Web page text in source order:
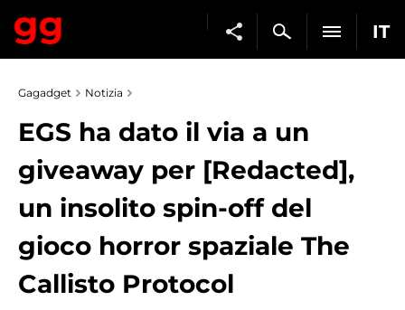
IT
Gagadget Notizia
EGS ha dato il via a un
giveaway per [Redacted],
un insolito spin-off del
gioco horror spaziale The
Callisto Protocol